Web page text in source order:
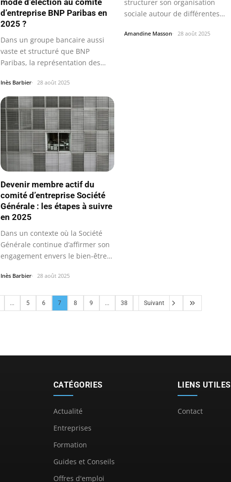
d’entreprise BNP Paribas en
2025 ?
Dans un groupe bancaire aussi
vaste et structuré que BNP
Paribas, la représentation des
Inès Barbier 28 août 2025
structurer son organisation
sociale autour de différentes…
Amandine Masson 28 août 2025
Devenir membre actif du
comité d’entreprise Société
Générale : les étapes à suivre
en 2025
Dans un contexte où la Société
Générale continue d’affirmer son
engagement envers le bien-être
Inès Barbier 28 août 2025
... 5 6 7 8 9 ... 38 Suivant
CATÉGORIES
Actualité
Entreprises
Formation
Guides et Conseils
Offres d'emploi
LIENS UTILES
Contact